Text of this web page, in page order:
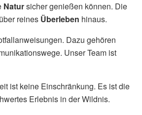
Natursicher genießen können. Die
reines Überleben hinaus.
Dazu gehören
Unser Team ist
ist keine Einschränkung. Es ist die
Erlebnis in der Wildnis.